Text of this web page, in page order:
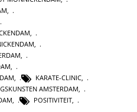
KARATE-CLINIC
AMSTERDAM,
, POSITIVITEIT,